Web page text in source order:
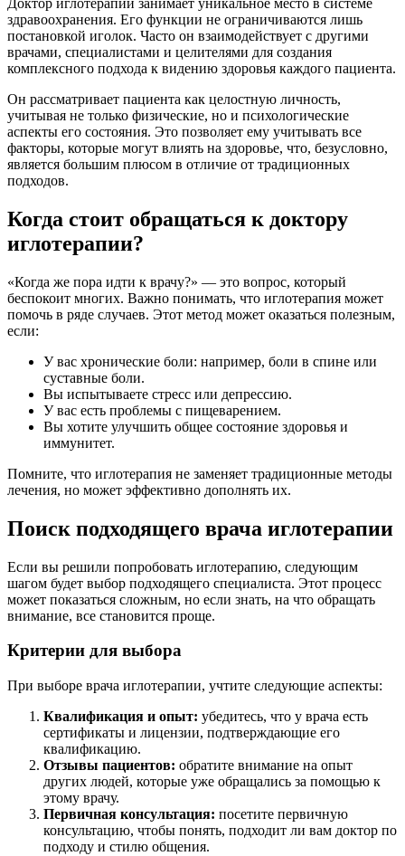
Доктор иглотерапии занимает уникальное место в системе
здравоохранения. Его функции не ограничиваются лишь
постановкой иголок. Часто он взаимодействует с другими
врачами, специалистами и целителями для создания
комплексного подхода к видению здоровья каждого пациента.
Он рассматривает пациента как целостную личность,
учитывая не только физические, но и психологические
аспекты его состояния. Это позволяет ему учитывать все
факторы, которые могут влиять на здоровье, что, безусловно,
является большим плюсом в отличие от традиционных
подходов.
Когда стоит обращаться к доктору
иглотерапии?
«Когда же пора идти к врачу?» — это вопрос, который
беспокоит многих. Важно понимать, что иглотерапия может
помочь в ряде случаев. Этот метод может оказаться полезным,
если:
У вас хронические боли: например, боли в спине или
суставные боли.
Вы испытываете стресс или депрессию.
У вас есть проблемы с пищеварением.
Вы хотите улучшить общее состояние здоровья и
иммунитет.
Помните, что иглотерапия не заменяет традиционные методы
лечения, но может эффективно дополнять их.
Поиск подходящего врача иглотерапии
Если вы решили попробовать иглотерапию, следующим
шагом будет выбор подходящего специалиста. Этот процесс
может показаться сложным, но если знать, на что обращать
внимание, все становится проще.
Критерии для выбора
При выборе врача иглотерапии, учтите следующие аспекты:
Квалификация и опыт: убедитесь, что у врача есть
сертификаты и лицензии, подтверждающие его
квалификацию.
Отзывы пациентов: обратите внимание на опыт
других людей, которые уже обращались за помощью к
этому врачу.
Первичная консультация: посетите первичную
консультацию, чтобы понять, подходит ли вам доктор по
подходу и стилю общения.